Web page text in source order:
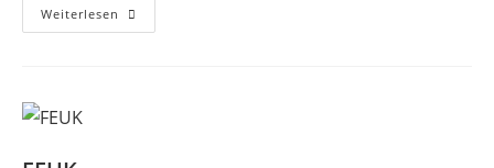
Weiterlesen